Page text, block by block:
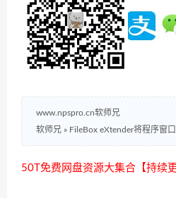
www.npspro.cn软师兄
软师兄 » FileBox eXtender将程序窗
50T免费网盘资源大集合【持续